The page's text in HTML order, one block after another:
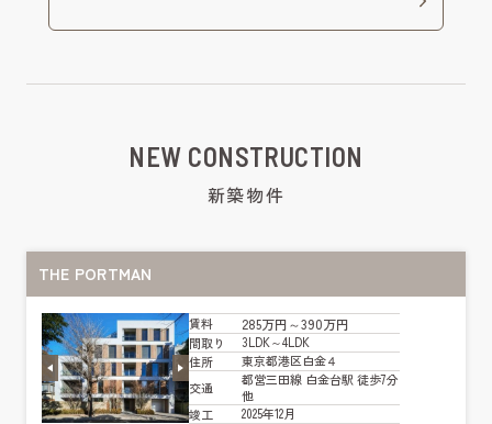
NEW CONSTRUCTION
新築物件
THE PORTMAN
賃料 285万円～390万円
間取り
3LDK～4LDK
住所
東京都港区白金４
交通
都営三田線 白金台駅 徒歩7分
他
竣工
2025年12月